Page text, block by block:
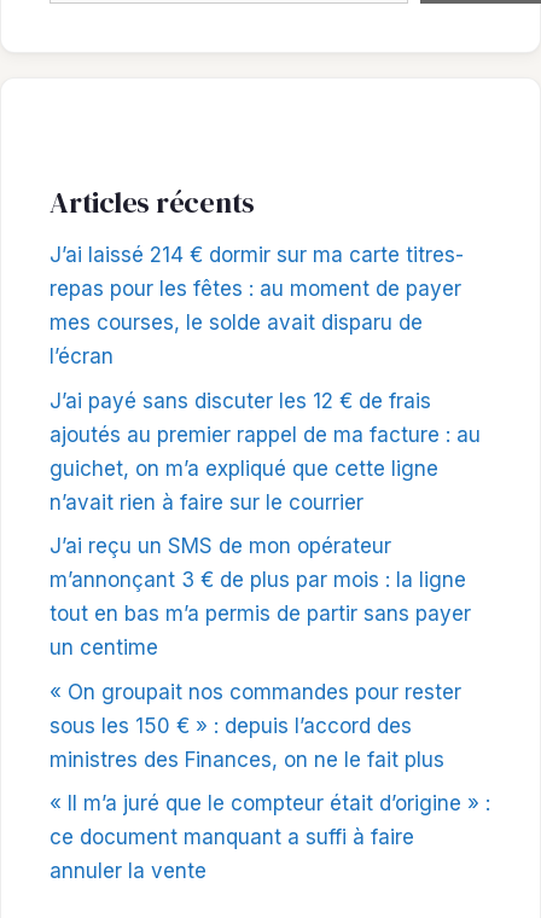
Articles récents
J’ai laissé 214 € dormir sur ma carte titres-
repas pour les fêtes : au moment de payer
mes courses, le solde avait disparu de
l’écran
J’ai payé sans discuter les 12 € de frais
ajoutés au premier rappel de ma facture : au
guichet, on m’a expliqué que cette ligne
n’avait rien à faire sur le courrier
J’ai reçu un SMS de mon opérateur
m’annonçant 3 € de plus par mois : la ligne
tout en bas m’a permis de partir sans payer
un centime
« On groupait nos commandes pour rester
sous les 150 € » : depuis l’accord des
ministres des Finances, on ne le fait plus
« Il m’a juré que le compteur était d’origine » :
ce document manquant a suffi à faire
annuler la vente